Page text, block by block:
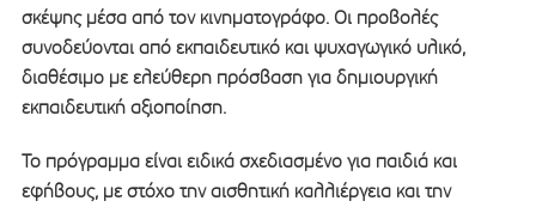
σκέψης μέσα από τον κινηματογράφο. Οι προβολές
συνοδεύονται από εκπαιδευτικό και ψυχαγωγικό υλικό,
διαθέσιμο με ελεύθερη πρόσβαση για δημιουργική
εκπαιδευτική αξιοποίηση.
Το πρόγραμμα είναι ειδικά σχεδιασμένο για παιδιά και
εφήβους, με στόχο την αισθητική καλλιέργεια και την